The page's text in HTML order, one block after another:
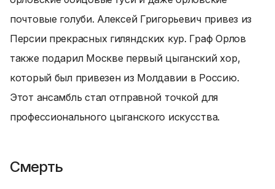
почтовые голуби. Алексей Григорьевич привез из
Персии прекрасных гиляндских кур. Граф Орлов
также подарил Москве первый цыганский хор,
который был привезен из Молдавии в Россию.
Этот ансамбль стал отправной точкой для
профессионального цыганского искусства.
Смерть